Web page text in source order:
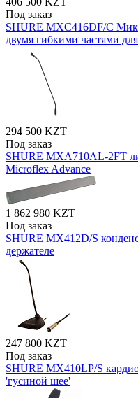
Под заказ
SHURE MXC416DF/C
двумя гибкими частями
294 500 KZT
Под заказ
SHURE MXA710AL-2FT
Microflex Advance
1 862 980 KZT
Под заказ
SHURE MX412D/S
держателе
247 800 KZT
Под заказ
SHURE MX410LP/S
'гусиной шее'